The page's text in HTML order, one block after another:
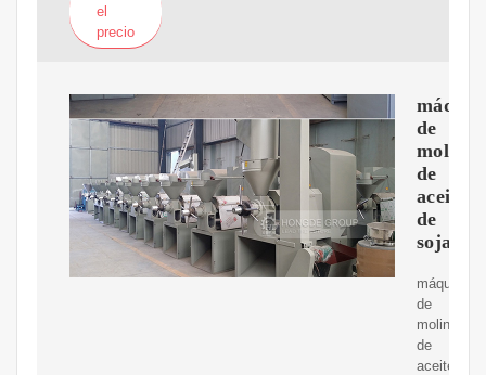
el
precio
de
molino
de
aceite
de
soja
máquina
de
molino
de
aceite